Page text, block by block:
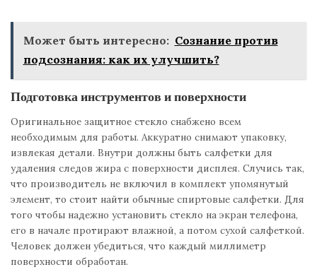
Может быть интересно: Сознание против
подсознания: как их улучшить?
Подготовка инструментов и поверхности
Оригинальное защитное стекло снабжено всем
необходимым для работы. Аккуратно снимают упаковку,
извлекая детали. Внутри должны быть салфетки для
удаления следов жира с поверхности дисплея. Случись так,
что производитель не включил в комплект упомянутый
элемент, то стоит найти обычные спиртовые салфетки. Для
того чтобы надежно установить стекло на экран телефона,
его в начале протирают влажной, а потом сухой салфеткой.
Человек должен убедиться, что каждый миллиметр
поверхности обработан.